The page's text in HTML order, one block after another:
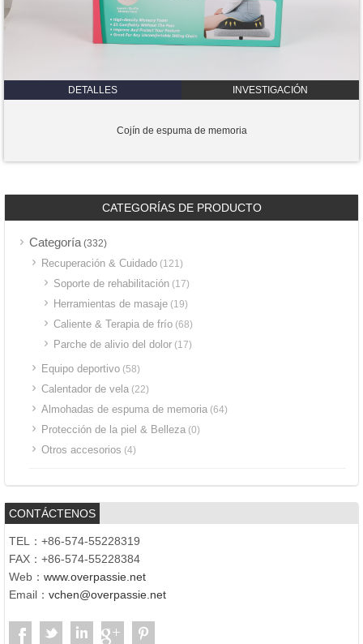
DETALLES INVESTIGACIÓN
Cojín de espuma de memoria
CATEGORÍAS DE PRODUCTO
Categoría(332)
Recuperación & Cuidado (121)
Soporte de rehabilitación (17)
Herramientas de masaje (19)
Caliente & Terapia de frío (68)
Parche de alivio del dolor (17)
Equipo deportivo (58)
Calentador de vela (22)
Almohadas de espuma de memoria (64)
Protección de la piel & Belleza (0)
Otros accesorios (4)
CONTÁCTENOS
TEL：+86-574-55228319
FAX：+86-574-55228384
Web： www.overpassie.net
Email： vchen@overpassie.net